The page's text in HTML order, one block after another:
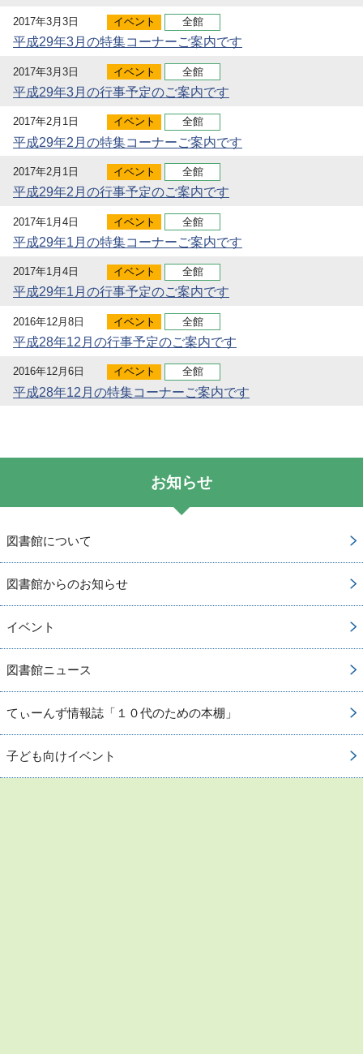
2017年3月3日 イベント 全館
平成29年3月の特集コーナーご案内です
2017年3月3日 イベント 全館
平成29年3月の行事予定のご案内です
2017年2月1日 イベント 全館
平成29年2月の特集コーナーご案内です
2017年2月1日 イベント 全館
平成29年2月の行事予定のご案内です
2017年1月4日 イベント 全館
平成29年1月の特集コーナーご案内です
2017年1月4日 イベント 全館
平成29年1月の行事予定のご案内です
2016年12月8日 イベント 全館
平成28年12月の行事予定のご案内です
2016年12月6日 イベント 全館
平成28年12月の特集コーナーご案内です
お知らせ
図書館について
図書館からのお知らせ
イベント
図書館ニュース
てぃーんず情報誌「１０代のための本棚」
子ども向けイベント